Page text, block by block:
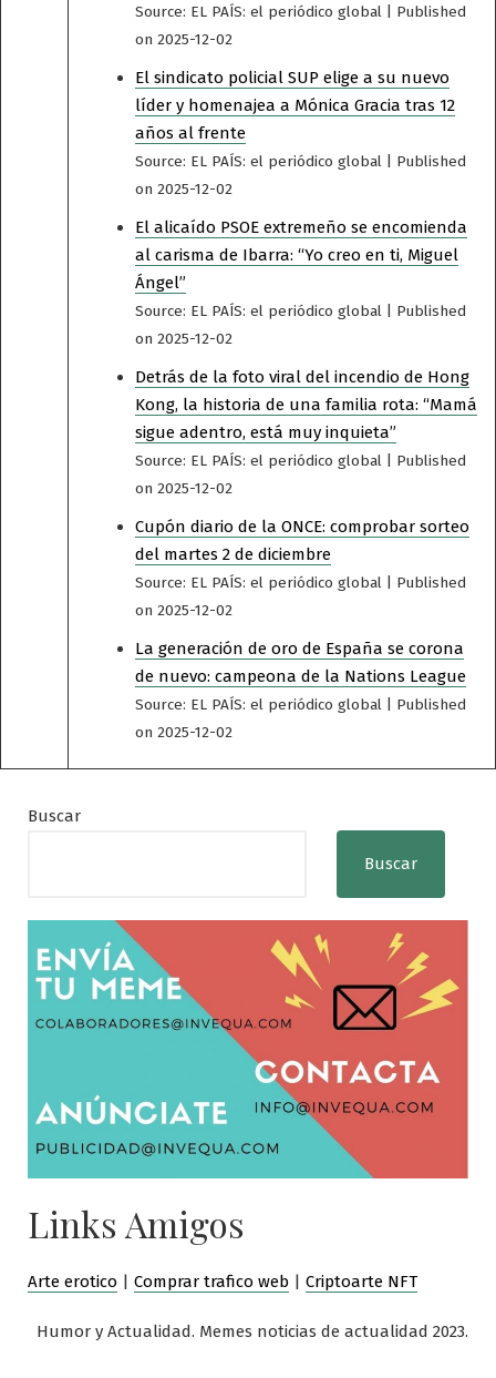
Source: EL PAÍS: el periódico global
Published
on 2025-12-02
El sindicato policial SUP elige a su nuevo
líder y homenajea a Mónica Gracia tras 12
años al frente
Source: EL PAÍS: el periódico global
Published
on 2025-12-02
El alicaído PSOE extremeño se encomienda
al carisma de Ibarra: “Yo creo en ti, Miguel
Ángel”
Source: EL PAÍS: el periódico global
Published
on 2025-12-02
Detrás de la foto viral del incendio de Hong
Kong, la historia de una familia rota: “Mamá
sigue adentro, está muy inquieta”
Source: EL PAÍS: el periódico global
Published
on 2025-12-02
Cupón diario de la ONCE: comprobar sorteo
del martes 2 de diciembre
Source: EL PAÍS: el periódico global
Published
on 2025-12-02
La generación de oro de España se corona
de nuevo: campeona de la Nations League
Source: EL PAÍS: el periódico global
Published
on 2025-12-02
Buscar
Buscar
Links Amigos
Arte erotico | Comprar trafico web | Criptoarte NFT
Humor y Actualidad. Memes noticias de actualidad 2023.